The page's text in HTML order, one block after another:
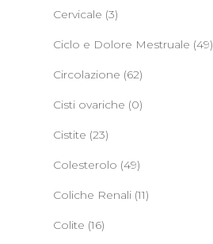
Cervicale (3)
Ciclo e Dolore Mestruale (49)
Circolazione (62)
Cisti ovariche (0)
Cistite (23)
Colesterolo (49)
Coliche Renali (11)
Colite (16)